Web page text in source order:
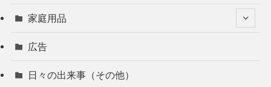
家庭用品
広告
日々の出来事（その他）